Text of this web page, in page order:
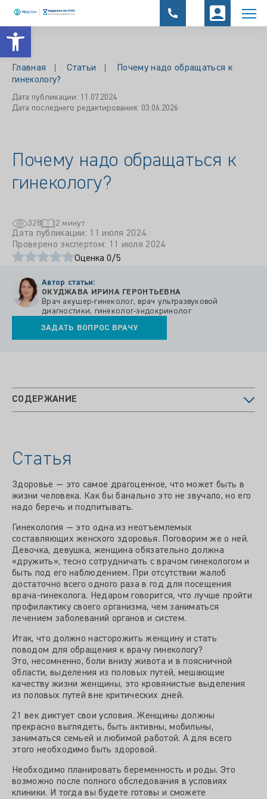
Открыть панель инструментов
Главная Статьи
Почему надо обращаться к
гинекологу?
Дата публикации: 11.07.2024
Дата последнего редактирования: 03.06.2026
Почему надо обращаться к
гинекологу?
328 2 минут
Дата публикации: 11 июля 2024
Проверено экспертом: 11 июля 2024
Оценка 0/5
Автор статьи:
ОКУДЖАВА ИРИНА ГЕРОНТЬЕВНА
Врач акушер-гинеколог, врач ультразвуковой
диагностики, гинеколог-эндокринолог
ЗАДАТЬ ВОПРОС ВРАЧУ
СОДЕРЖАНИЕ
Статья
Здоровье — это самое драгоценное, что может быть в
жизни человека. Как бы банально это не звучало, но его
надо беречь и подпитывать.
Гинекология — это одна из неотъемлемых
составляющих женского здоровья. Поговорим же о ней.
Девочка, девушка, женщина обязательно должна
«дружить», тесно сотрудничать с врачом гинекологом и
быть под его наблюдением. При отсутствии жалоб
достаточно всего одного раза в год для посещения
врача-гинеколога. Недаром говорится, что лучше пройти
профилактику своего организма, чем заниматься
лечением заболеваний органов и систем.
Итак, что должно насторожить женщину и стать
поводом для обращения к врачу гинекологу?
Это, несомненно, боли внизу живота и в поясничной
области, выделения из половых путей, мешающие
качеству жизни женщины, это кровянистые выделения
из половых путей вне критических дней.
21 век диктует свои условия. Женщины должны
прекрасно выглядеть, быть активны, мобильны,
заниматься семьей и любимой работой. А для всего
этого необходимо быть здоровой.
Необходимо планировать беременность и роды. Это
возможно после полного обследования в условиях
клиники. И тогда вы будете готовы и сможете